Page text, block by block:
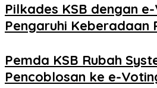
Pilkades KSB dengan
Pengaruhi Keberadaan
Pemda KSB Rubah
Pencoblosan ke e-